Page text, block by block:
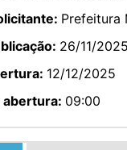
Prefeitura
26/11/2025
12/12/2025
abertura: 09:00